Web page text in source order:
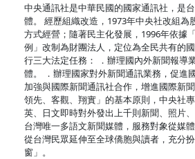
中央通訊社是中華民國的國家通訊社，是
體。 經歷組織改造，1973年中央社改組為
方式經營；隨著民主化發展，1996年依據
例」改制為財團法人，定位為全民共有的
行三大法定任務： ．辦理國內外新聞報導
體。 ．辦理國家對外新聞通訊業務，促進
加強與國際新聞通訊社合作，增進國際新聞
領先、客觀、翔實」的基本原則，中央社專
英、日文即時對外發出上千則新聞、照片
台灣唯一多語文新聞媒體，服務對象從媒
從台灣民眾延伸至全球僑胞與讀者，充分
窗」。